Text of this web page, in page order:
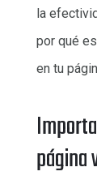
la
por qué
en tu
página